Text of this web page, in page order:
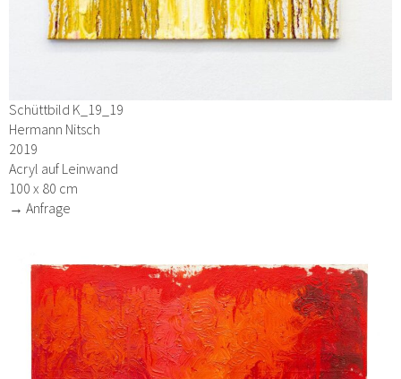
Schüttbild K_19_19
Hermann Nitsch
2019
Acryl auf Leinwand
100 x 80 cm
→ Anfrage